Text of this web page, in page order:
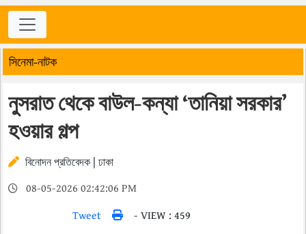
সিনেমা-নাটক
নুসরাত থেকে বাউল-কন্যা ‘তানিয়া সরকার’
হওয়ার গল্প
বিনোদন প্রতিবেদক | ঢাকা
08-05-2026 02:42:06 PM
Tweet
- VIEW : 459